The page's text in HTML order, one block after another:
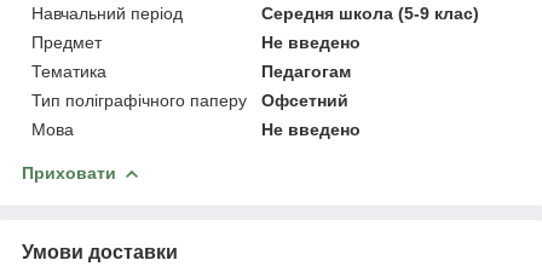
Навчальний період
Середня школа (5-9 клас)
Предмет
Не введено
Тематика
Педагогам
Тип поліграфічного паперу
Офсетний
Мова
Не введено
Приховати
Умови доставки